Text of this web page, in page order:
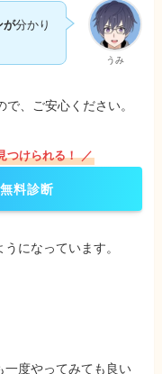
うみ
が分かり
、ご安心ください。
つけられる！ ／
料診断
になっています。
度やってみても良い